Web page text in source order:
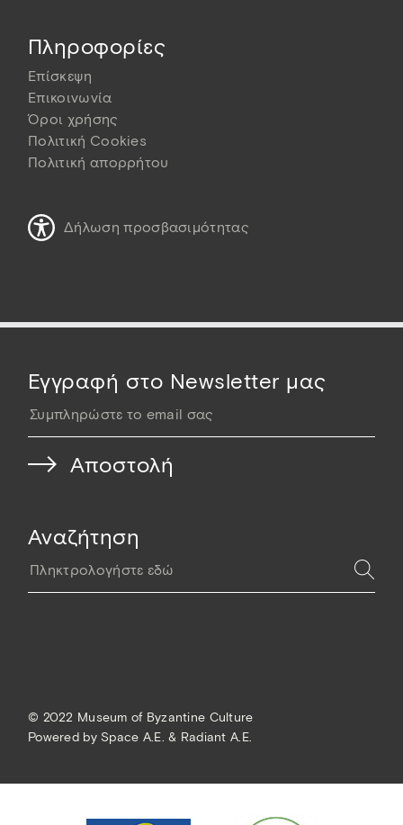
Πληροφορίες
Επίσκεψη
Επικοινωνία
Όροι χρήσης
Πολιτική Cookies
Πολιτική απορρήτου
Δήλωση προσβασιμότητας
Εγγραφή στο Newsletter μας
Αναζήτηση
© 2022 Museum of Byzantine Culture
Powered by Space A.E. & Radiant A.E.